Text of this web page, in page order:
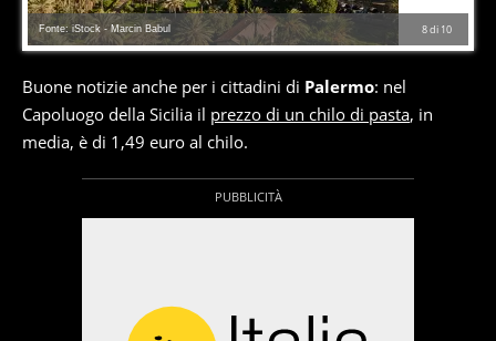
8di 10
Fonte: iStock - Marcin Babul
Buone notizie anche per i cittadini di Palermo: nel
Capoluogo della Sicilia il prezzo di un chilo di pasta, in
media, è di 1,49 euro al chilo.